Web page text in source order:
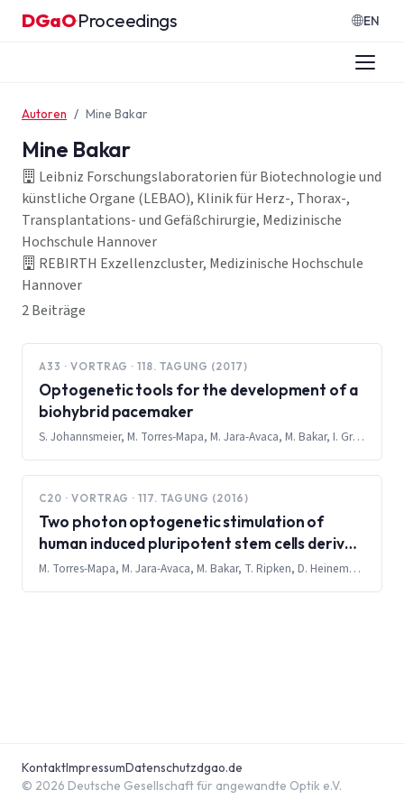
Zum Inhalt springen
DGaO·Proceedings EN
Autoren Mine Bakar
Mine Bakar
Leibniz Forschungslaboratorien für Biotechnologie und
künstliche Organe (LEBAO), Klinik für Herz-, Thorax-,
Transplantations- und Gefäßchirurgie, Medizinische
Hochschule Hannover
REBIRTH Exzellenzcluster, Medizinische Hochschule
Hannover
2 Beiträge
A33 · VORTRAG · 118. TAGUNG (2017)
Optogenetic tools for the development of a
biohybrid pacemaker
S. Johannsmeier, M. Torres-Mapa, M. Jara-Avaca, M. Bakar, I. Gruh, T. Ripken, A. Heisterkamp, D. Heinemann
C20 · VORTRAG · 117. TAGUNG (2016)
Two photon optogenetic stimulation of
human induced pluripotent stem cells derived
cardiomyocytes
M. Torres-Mapa, M. Jara-Avaca, M. Bakar, T. Ripken, D. Heinemann, I. Gruh, A. Heisterkamp
© 2026 Deutsche Gesellschaft für angewandte Optik e.V.
KontaktImpressumDatenschutzdgao.de